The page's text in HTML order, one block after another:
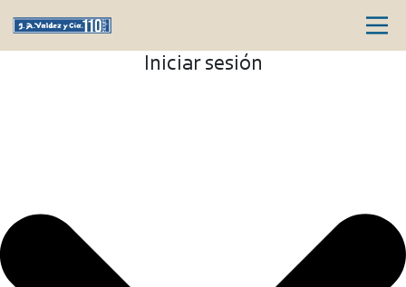
Iniciar sesión